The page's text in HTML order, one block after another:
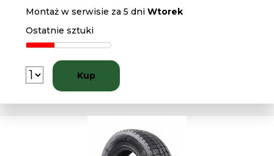
Montaż w serwisie za 5 dniWtorek
Ostatnie sztuki
Kup